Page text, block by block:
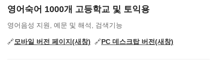
영어숙어 1000개 고등학교 및 토익용
영어음성 지원, 예문 및 해석, 검색기능
🔗모바일 버전 페이지(새창) 🔗 PC 데스크탑 버전(새창)